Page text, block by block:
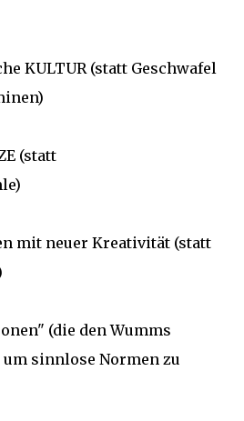
KULTUR (statt Geschwafel
(statt
mit neuer Kreativität (statt
(die den Wumms
sinnlose Normen zu